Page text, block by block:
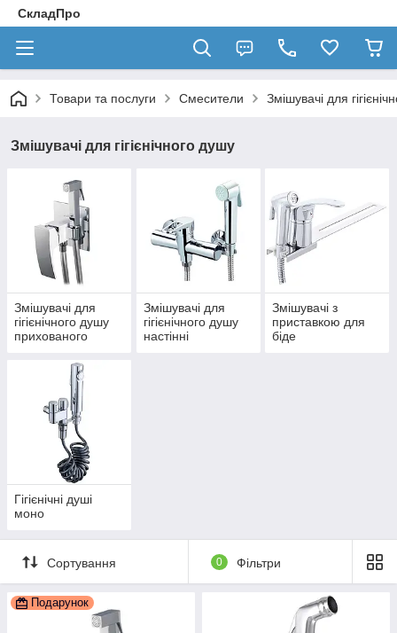
СкладПро
Товари та послуги Смесители Змішувачі для
Змішувачі для гігієнічного душу
Змішувачі для
гігієнічного душу
прихованого
Змішувачі для
гігієнічного душу
настінні
Змішувачі з
приставкою для
біде
Гігієнічні душі
моно
Сортування 0 Фільтри
Подарунок